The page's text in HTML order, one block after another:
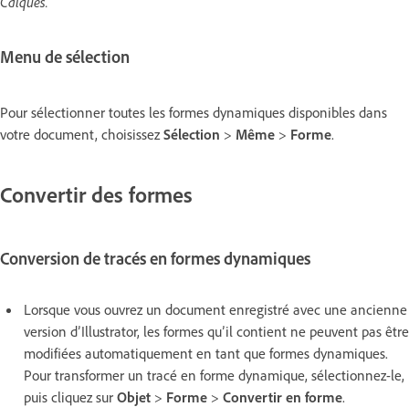
Menu de sélection
Pour sélectionner toutes les formes dynamiques disponibles dans
votre document, choisissezSélection > Même > Forme.
Convertir des formes
Conversion de tracés en formes dynamiques
Lorsque vous ouvrez un document enregistré avec une ancienne
version d’Illustrator, les formes qu’il contient ne peuvent pas être
modifiées automatiquement en tant que formes dynamiques.
Pour transformer un tracé en forme dynamique, sélectionnez-le,
puis cliquez sur Objet > Forme > Convertir en forme.